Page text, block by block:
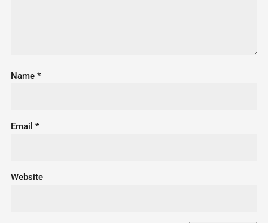
Name *
Email *
Website